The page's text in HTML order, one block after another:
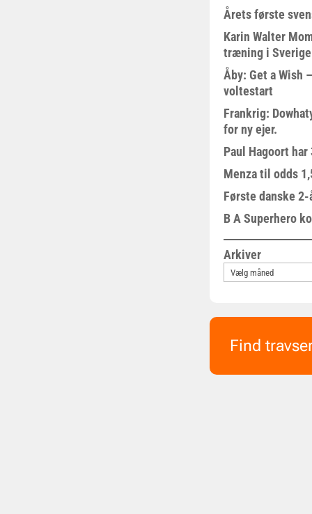
Årets første
Karin Walter
træning i Sverige
Åby: Get a Wish
voltestart
Frankrig:
for ny ejer.
Paul Hagoort
Menza til odds
Første danske
B A Superhero
Arkiver
Find